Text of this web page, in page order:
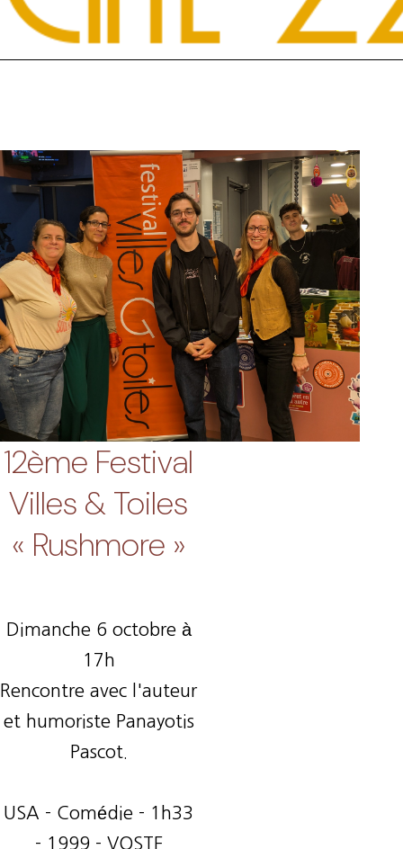
12ème Festival
Villes & Toiles
« Rushmore »
Dimanche 6 octobre à
17h
Rencontre avec l'auteur
et humoriste Panayotis
Pascot.
USA - Comédie - 1h33
- 1999 - VOSTF